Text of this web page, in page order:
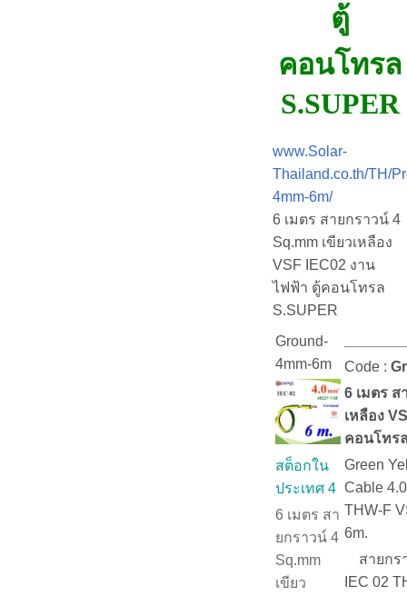
ตู้
คอนโทรล
S.SUPER
www.Solar-
Thailand.co.th/TH/
4mm-6m/
6 เมตร สายกราวน์ 4
Sq.mm เขียวเหลือง
VSF IEC02 งาน
ไฟฟ้า ตู้คอนโทรล
S.SUPER
Ground-
4mm-6m
สต็อกใน
ประเทศ 4
6 เมตร สา
ยกราวน์ 4
Sq.mm
เขียว
Code :
6 เมตร ส
เหลือง
คอนโทร
Green
Cable
THW-F
6m.
สายกรา
IEC 02